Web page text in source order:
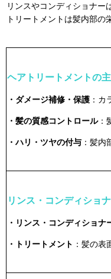
リンスやコンディショナー
トリートメントは髪内部
ヘアトリートメントの
・ダメージ補修・保護 ：
・髪の質感コントロール：
・ハリ・ツヤの付与 ：髪
リンス・コンディショ
・リンス・コンディショナ
・トリートメント ：髪の